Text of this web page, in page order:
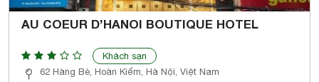
AU COEUR D’HANOI BOUTIQUE HOTEL
Khách sạn
62 Hàng Bè, Hoàn Kiếm, Hà Nội, Việt Nam